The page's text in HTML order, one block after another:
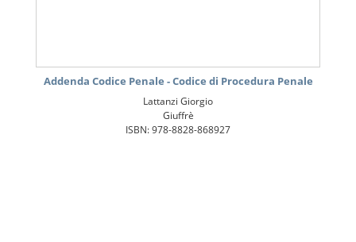
Addenda Codice Penale - Codice di Procedura Penale
Lattanzi Giorgio
Giuffrè
ISBN: 978-8828-868927